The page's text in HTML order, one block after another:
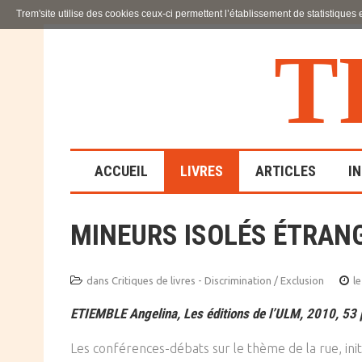
T
ACCUEIL LIVRES
LA FAMILLE
ÉDUCATIVE
SCIENCES HUMAINES
ARTICLES
MINEURS ISOLÉS
dans Critiques de livres - Discrimination / Exclusion
ETIEMBLE Angelina, Les éditions de l’ULM, 2010, 53
Les conférences-débats sur le thème de la rue,
Trem'site utilise des cookies ceux-ci permettent l’établissement de statistiques